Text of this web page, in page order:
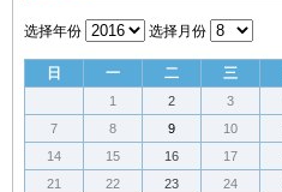
选择年份 选择月份
日 一 二 三
1 2 3
7
8 9 10
14
15 16 17
21
22 23 24